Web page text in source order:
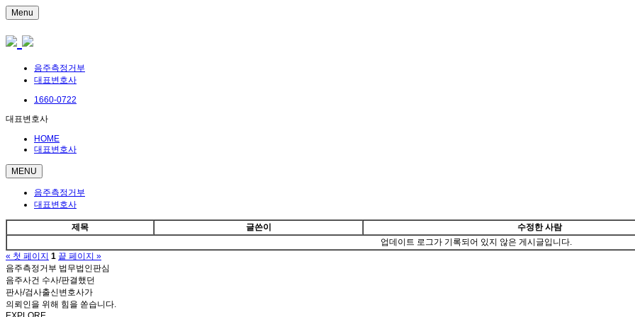
Menu
음주측정거부
대표변호사
1660-0722
대표변호사
HOME
대표변호사
MENU
음주측정거부
대표변호사
제목 글쓴이
수정한 사람
업데이트 로그가 기록되어 있지 않은 게시글입니다.
« 첫 페이지 1 끝 페이지 »
음주측정거부 법무법인판심
음주사건 수사/판결했던
판사/검사출신변호사가
의뢰인을 위해 힘을 쏟습니다.